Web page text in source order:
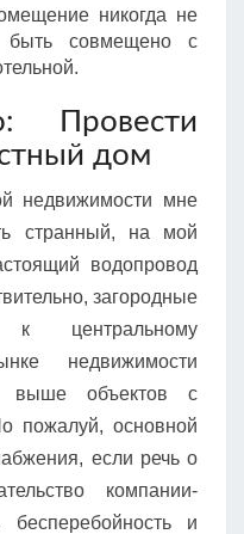
никогда не
совмещено с
Провести
дом
недвижимости мне
странный, на мой
водопровод
загородные
центральному
недвижимости
выше объектов с
пожалуй, основной
если речь о
компании-
бесперебойность и